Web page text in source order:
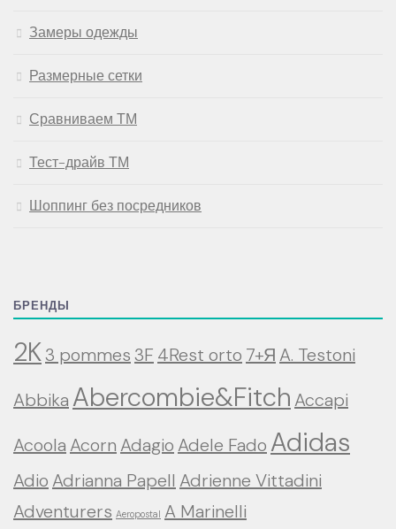
Замеры одежды
Размерные сетки
Сравниваем ТМ
Тест-драйв ТМ
Шоппинг без посредников
БРЕНДЫ
2K3 pommes3F 4Rest orto 7+Я A. Testoni
Abbika Abercombie&Fitch Accapi
Acoola Acorn Adagio Adele Fado Adidas
Adio Adrianna Papell Adrienne Vittadini
Adventurers Aeropostal A Marinelli